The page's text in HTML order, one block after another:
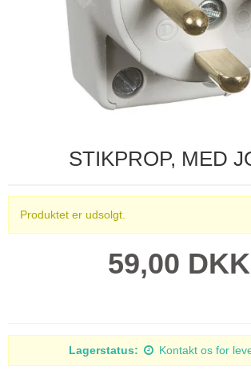
STIKPROP, MED
Produktet er udsolgt.
59,00 DKK
Lagerstatus: Kontakt os for